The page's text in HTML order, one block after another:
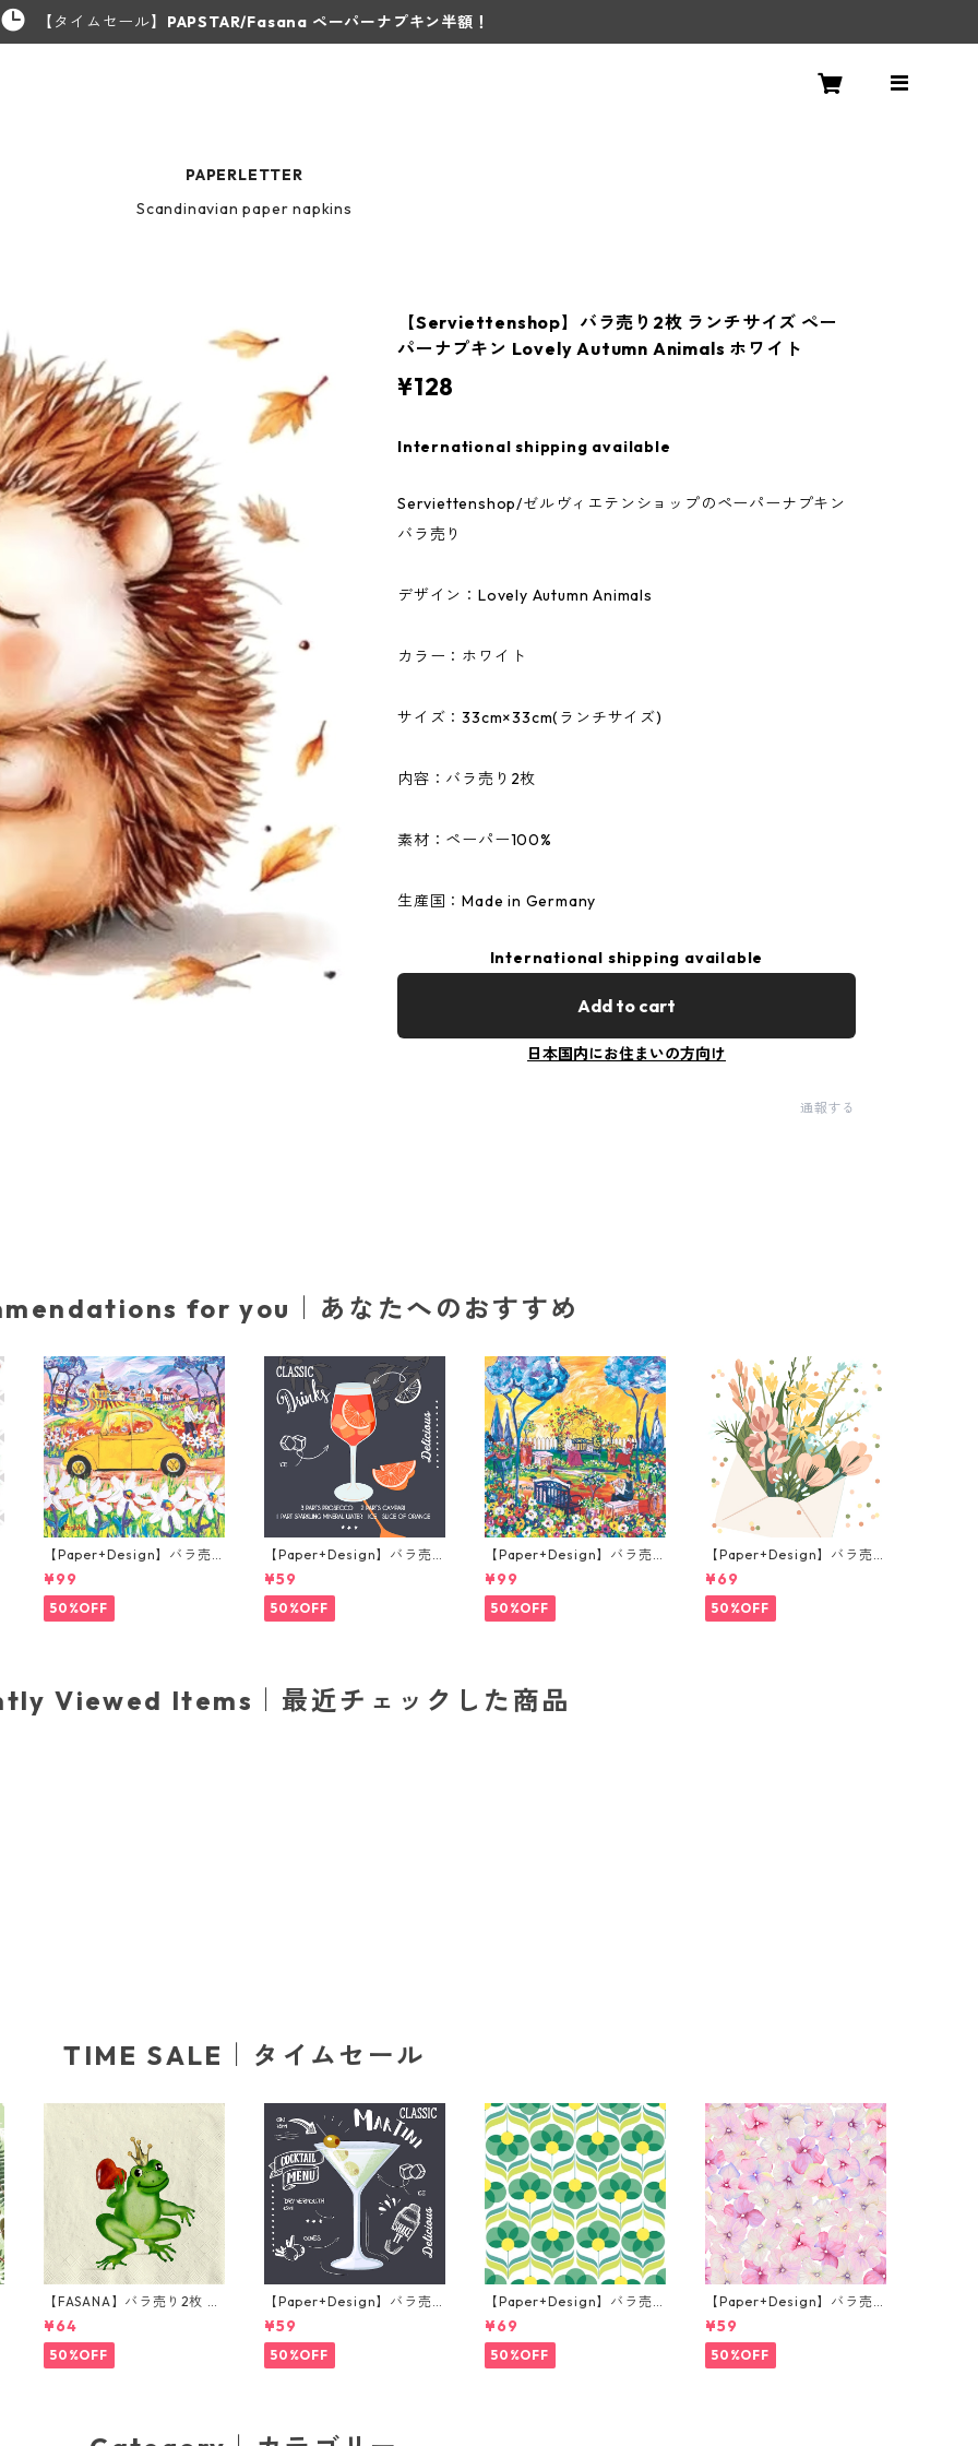
【タイムセール】 PAPSTAR/Fasana ペーパーナプキン半額！
PAPERLETTER
Scandinavian paper napkins
【Serviettenshop】バラ売り2枚 ランチサイズ ペー
パーナプキン Lovely Autumn Animals ホワイト
¥128
International shipping available
Serviettenshop/ゼルヴィエテンショップのペーパーナプキン
バラ売り
デザイン：Lovely Autumn Animals
カラー：ホワイト
サイズ：33cm×33cm(ランチサイズ)
内容：バラ売り2枚
素材：ペーパー100%
生産国：Made in Germany
International shipping available
Add to cart
日本国内にお住まいの方向け
通報する
for you｜あなたへのおすすめ
【Paper+Design】バラ売
り2枚 ランチサイズ ペーパ
ーナプキン Portchie Art Th
e yellow Beetle イエロー
¥99
50%OFF
【Paper+Design】バラ売
り2枚 カクテルサイズ ペー
パーナプキン Aperole ブラ
ック
¥59
50%OFF
【Paper+Design】バラ売
り2枚 ランチサイズ ペーパ
ーナプキン Portchie Art Re
ading in the Garden イエ
ロー
¥99
50%OFF
【Paper+Design】バラ売
り2枚 ランチサイズ ペーパ
ーナプキン Flower Messag
e ホワイト
¥69
50%OFF
Viewed Items｜最近チェックした商品
TIME SALE｜タイムセール
【FASANA】バラ売り2枚 ラ
ンチサイズ ペーパーナプキ
ン Frog prince ナチュラル
¥64
50%OFF
【Paper+Design】バラ売
り2枚 カクテルサイズ ペー
パーナプキン Martini ブラ
ック
¥59
50%OFF
【Paper+Design】バラ売
り2枚 ランチサイズ ペーパ
ーナプキン Geo Flowers グ
リーン
¥69
50%OFF
【Paper+Design】バラ売
り2枚 カクテルサイズ ペー
パーナプキン Small blosso
ms ピンク
¥59
50%OFF